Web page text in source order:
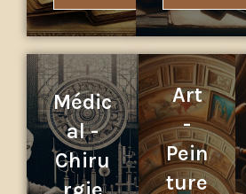
Médic
al -
Chiru
Art
-
Pein
ture